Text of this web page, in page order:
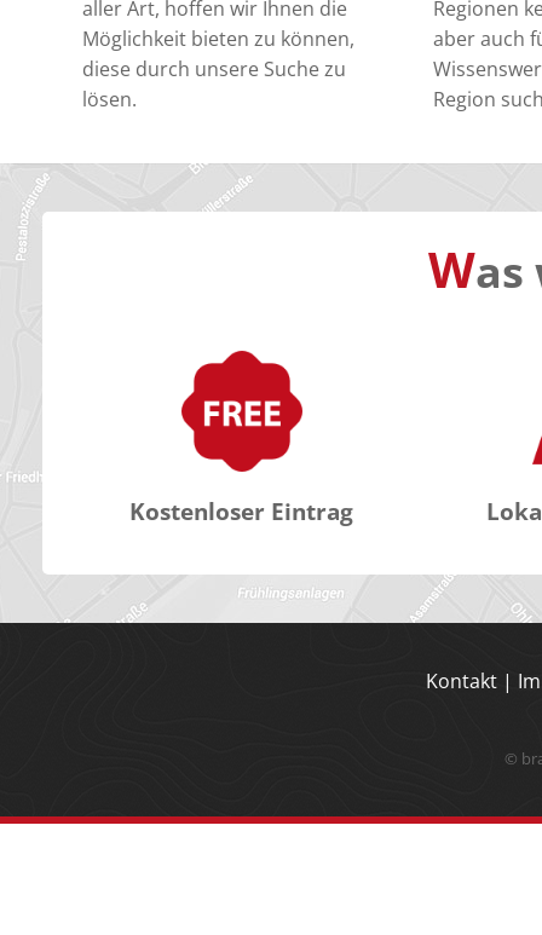
aller Art, hoffen wir Ihnen die
Möglichkeit bieten zu können,
diese durch unsere Suche zu
lösen.
Regionen
aber auch
Region
Was
Kostenloser Eintrag
Kontakt |
©